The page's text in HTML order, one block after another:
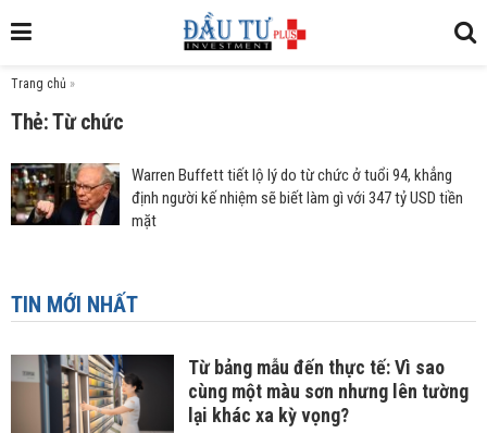
Trang chủ »
Thẻ: Từ chức
Warren Buffett tiết lộ lý do từ chức ở tuổi 94, khẳng
định người kế nhiệm sẽ biết làm gì với 347 tỷ USD tiền
mặt
TIN MỚI NHẤT
Từ bảng mẫu đến thực tế: Vì sao
cùng một màu sơn nhưng lên tường
lại khác xa kỳ vọng?